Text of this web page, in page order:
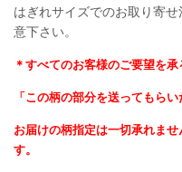
はぎれサイズでのお取り寄
意下さい。
＊すべてのお客様のご要望を承
「この柄の部分を送ってもら
お届けの柄指定は一切承れま
す。